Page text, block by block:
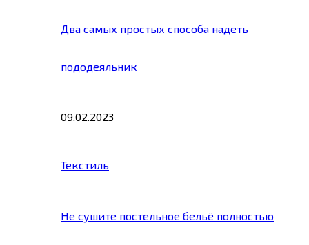
Два самых простых способа надеть
пододеяльник
09.02.2023
Текстиль
Не сушите постельное бельё полностью